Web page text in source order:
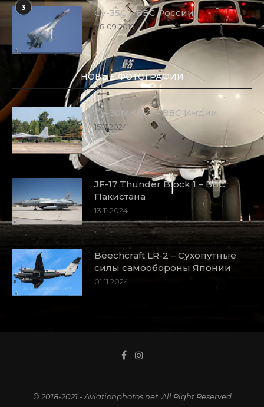
3
Су-35С – ВВС России
08.09.2019
НОВЫЕ ФОТОГРАФИИ
Су-30МКИ-3 – ВВС Индии
15.11.2024
JF-17 Thunder Block 1 – ВВС
Пакистана
13.11.2024
Beechcraft LR-2 – Сухопутные
силы самообороны Японии
01.11.2024
© 2018-2021 - Aviationphotos.net. All Right Reserved